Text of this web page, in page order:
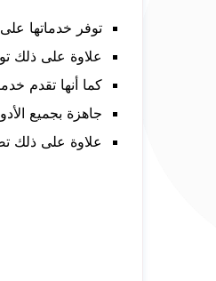
توفر خدماتها
علاوة على ذلك
كما أنها تقدم
جاهزة بجميع
علاوة على ذلك تضمن لك